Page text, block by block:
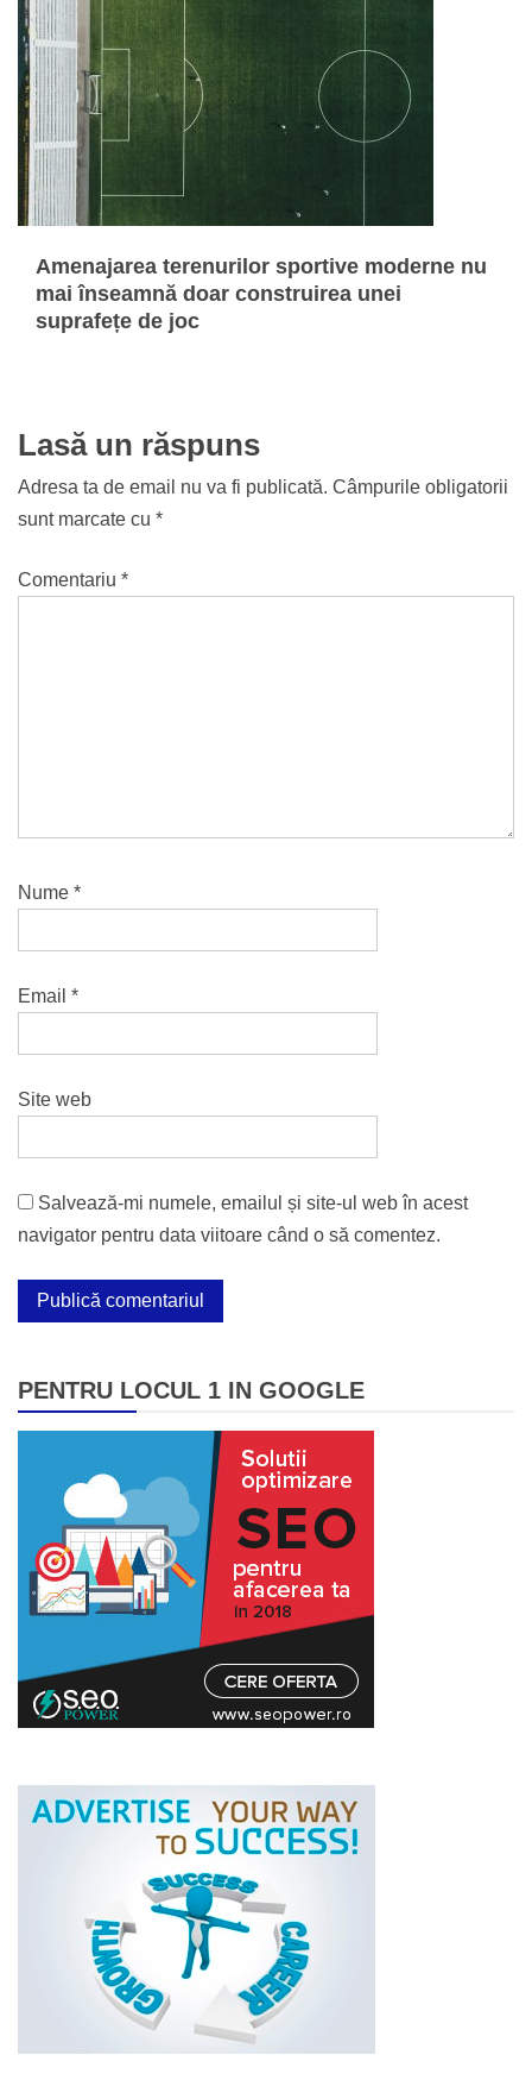
Amenajarea terenurilor sportive moderne nu
mai înseamnă doar construirea unei
suprafețe de joc
Lasă un răspuns
Adresa ta de email nu va fi publicată. Câmpurile obligatorii
sunt marcate cu *
Comentariu *
Nume *
Email *
Site web
Salvează-mi numele, emailul și site-ul web în acest
navigator pentru data viitoare când o să comentez.
PENTRU LOCUL 1 IN GOOGLE